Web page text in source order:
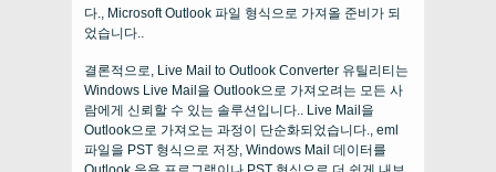
다., Microsoft Outlook 파일 형식으로 가져올 준비가 되
었습니다..
결론적으로, Live Mail to Outlook Converter 유틸리티는
Windows Live Mail을 Outlook으로 가져오려는 모든 사
람에게 신뢰할 수 있는 솔루션입니다.. Live Mail을
Outlook으로 가져오는 과정이 단순화되었습니다., eml
파일을 PST 형식으로 저장, Windows Mail 데이터를